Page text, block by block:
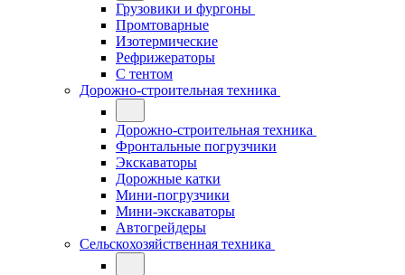
Грузовики и фургоны
Промтоварные
Изотермические
Рефрижераторы
С тентом
Дорожно-строительная техника
Дорожно-строительная техника
Фронтальные погрузчики
Экскаваторы
Дорожные катки
Мини-погрузчики
Мини-экскаваторы
Автогрейдеры
Сельскохозяйственная техника